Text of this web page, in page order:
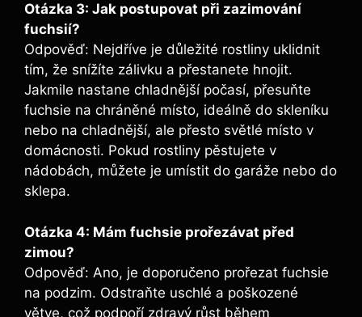
Otázka 3: Jak postupovat při zazimování
fuchsií?
Odpověď: Nejdříve je důležité rostliny uklidnit
tím, že snížíte zálivku a přestanete hnojit.
Jakmile nastane chladnější počasí, přesuňte
fuchsie na chráněné místo, ideálně do skleníku
nebo na chladnější, ale přesto světlé místo v
domácnosti. Pokud rostliny pěstujete v
nádobách, můžete je umístit do garáže nebo do
sklepa.
Otázka 4: Mám fuchsie prořezávat před
zimou?
Odpověď: Ano, je doporučeno prořezat fuchsie
na podzim. Odstraňte uschlé a poškozené
větve, což podpoří zdravý růst během